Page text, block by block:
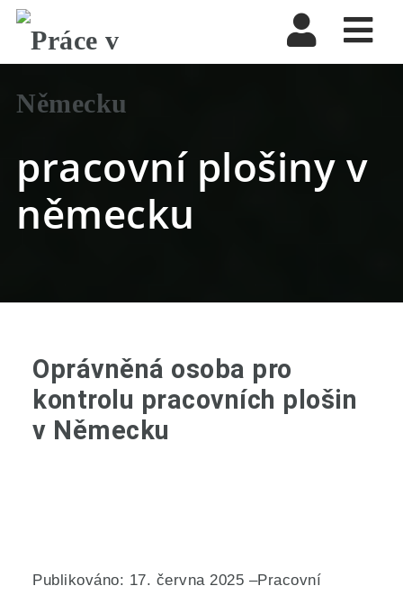
pracovní plošiny v
německu
Oprávněná osoba pro
kontrolu pracovních plošin
v Německu
Publikováno: 17. června 2025 –Pracovní